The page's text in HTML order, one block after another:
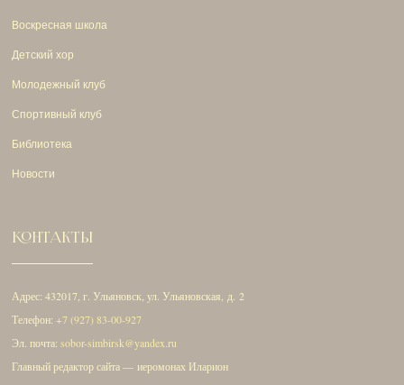
Воскресная школа
Детский хор
Молодежный клуб
Спортивный клуб
Библиотека
Новости
КОНТАКТЫ
Адрес: 432017, г. Ульяновск, ул. Ульяновская, д. 2
Телефон:+7 (927) 83-00-927
Эл. почта:sobor-simbirsk@yandex.ru
Главный редактор сайта — иеромонах Иларион